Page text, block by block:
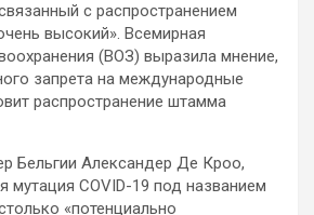
с распространением
высокий». Всемирная
(ВОЗ) выразила мнение,
запрета на международные
распространение штамма
Бельгии Александер Де Кроо,
мутация COVID-19 под названием
«потенциально